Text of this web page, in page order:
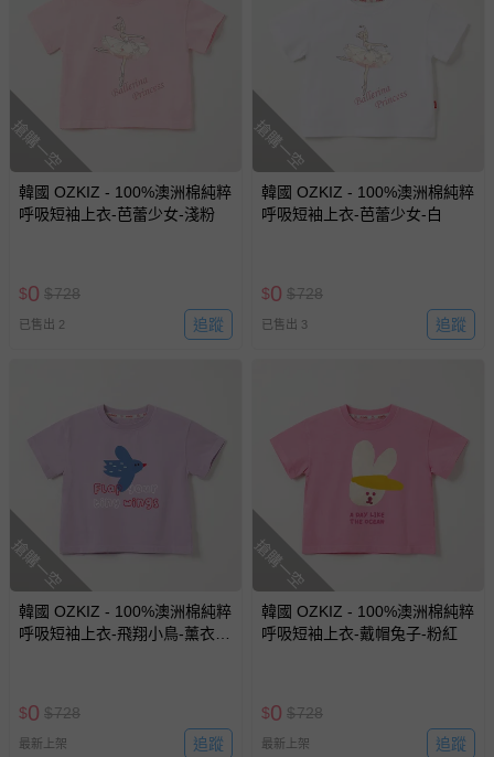
搶購一空
韓國 OZKIZ - 100%澳洲棉純粹
呼吸短袖上衣-芭蕾少女-淺粉
$0 $728
已售出 2 追蹤
搶購一空
韓國 OZKIZ - 100%澳洲棉純粹
呼吸短袖上衣-芭蕾少女-白
$0 $728
已售出 3 追蹤
搶購一空
韓國 OZKIZ - 100%澳洲棉純粹
呼吸短袖上衣-飛翔小鳥-薰衣草
$0 $728
最新上架 追蹤
搶購一空
韓國 OZKIZ - 100%澳洲棉純粹
呼吸短袖上衣-戴帽兔子-粉紅
$0 $728
最新上架 追蹤